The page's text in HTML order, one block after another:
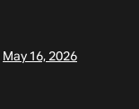
May 16, 2026